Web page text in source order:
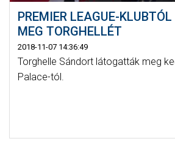
PREMIER LEAGUE-
MEG TORGHELLÉT
2018-11-07 14:36:49
Torghelle Sándort látogatták meg
Palace-tól.